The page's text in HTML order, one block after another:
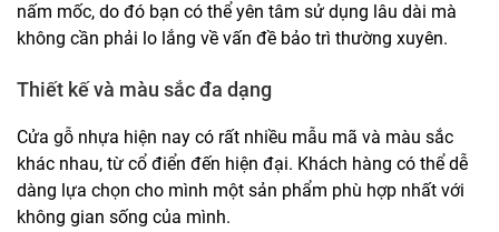
nấm mốc, do đó bạn có thể yên tâm sử dụng lâu dài mà
không cần phải lo lắng về vấn đề bảo trì thường xuyên.
Thiết kế và màu sắc đa dạng
Cửa gỗ nhựa hiện nay có rất nhiều mẫu mã và màu sắc
khác nhau, từ cổ điển đến hiện đại. Khách hàng có thể dễ
dàng lựa chọn cho mình một sản phẩm phù hợp nhất với
không gian sống của mình.